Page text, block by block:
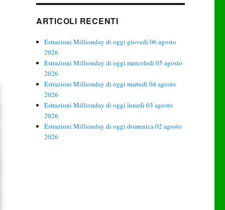
ARTICOLI RECENTI
Estrazioni Millionday di oggi giovedì 06 agosto
2026
Estrazioni Millionday di oggi mercoledì 05 agosto
2026
Estrazioni Millionday di oggi martedì 04 agosto
2026
Estrazioni Millionday di oggi lunedì 03 agosto
2026
Estrazioni Millionday di oggi domenica 02 agosto
2026